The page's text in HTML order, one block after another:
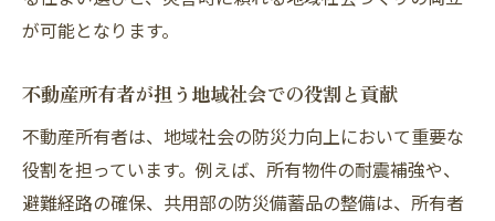
が可能となります。
不動産所有者が担う地域社会での役割と貢献
不動産所有者は、地域社会の防災力向上において重要な
役割を担っています。例えば、所有物件の耐震補強や、
避難経路の確保、共用部の防災備蓄品の整備は、所有者